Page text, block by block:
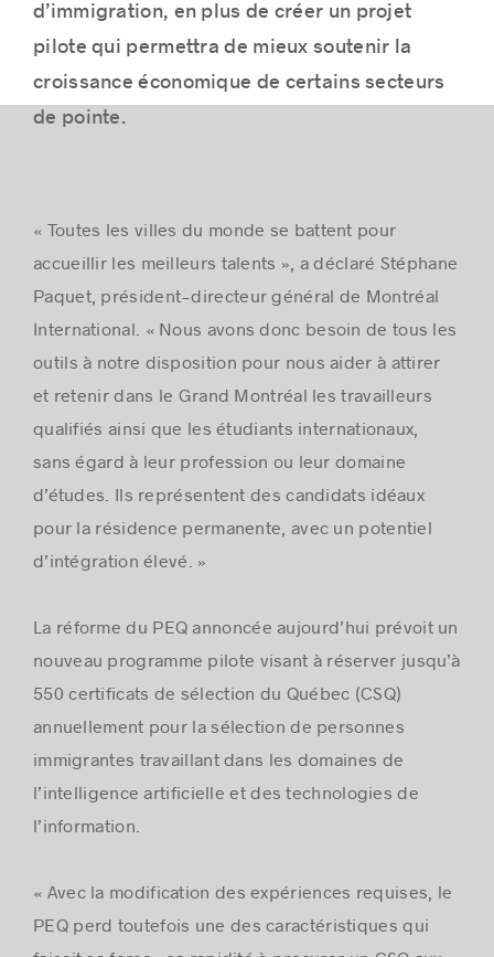
Histoires de réussite
d’immigration, en plus de créer un projet
pilote qui permettra de mieux soutenir la
croissance économique de certains secteurs
de pointe.
« Toutes les villes du monde se battent pour
accueillir les meilleurs talents », a déclaré Stéphane
Paquet, président-directeur général de Montréal
International. « Nous avons donc besoin de tous les
outils à notre disposition pour nous aider à attirer
et retenir dans le Grand Montréal les travailleurs
qualifiés ainsi que les étudiants internationaux,
sans égard à leur profession ou leur domaine
d’études. Ils représentent des candidats idéaux
pour la résidence permanente, avec un potentiel
d’intégration élevé. »
La réforme du PEQ annoncée aujourd’hui prévoit un
nouveau programme pilote visant à réserver jusqu’à
550 certificats de sélection du Québec (CSQ)
annuellement pour la sélection de personnes
immigrantes travaillant dans les domaines de
l’intelligence artificielle et des technologies de
l’information.
« Avec la modification des expériences requises, le
PEQ perd toutefois une des caractéristiques qui